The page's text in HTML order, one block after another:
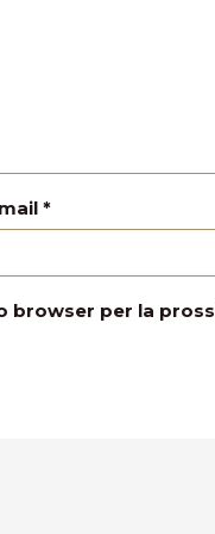
*
browser per la